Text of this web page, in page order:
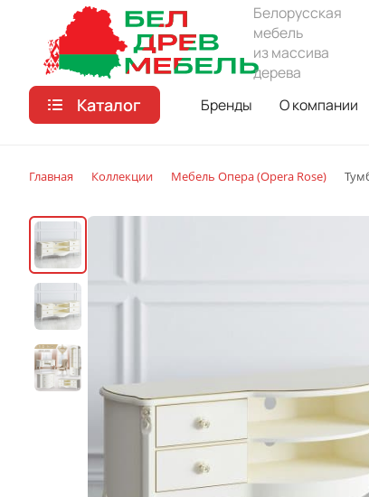
Белорусская
мебель
из массива
дерева
Каталог Бренды О компании
Главная Коллекции Мебель Опера (Opera Rose)